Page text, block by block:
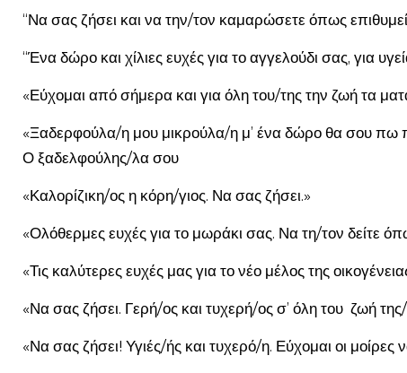
“Να σας ζήσει και να την/τον καμαρώσετε όπως
“Ένα δώρο και χίλιες ευχές για το αγγελούδι σας, για
«Εύχομαι από σήμερα και για όλη του/της την ζωή τα
«Ξαδερφούλα/η μου μικρούλα/η μ’ ένα δώρο θα σου
Ο ξαδελφούλης/λα σου
«Καλορίζικη/ος η κόρη/γιος. Να σας ζήσει.»
«Ολόθερμες ευχές για το μωράκι σας. Να τη/τον δείτε
«Τις καλύτερες ευχές μας για το νέο μέλος της
«Να σας ζήσει. Γερή/ος και τυχερή/ος σ’ όλη του ζωή
«Να σας ζήσει! Υγιές/ής και τυχερό/η. Εύχομαι οι